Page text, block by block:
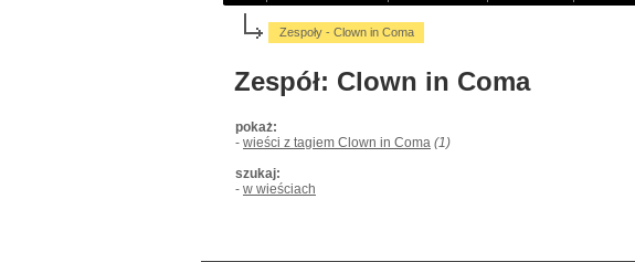
Zespoły - Clown in Coma
Zespół: Clown in Coma
pokaż:
- wieści z tagiem Clown in Coma (1)
szukaj:
- w wieściach